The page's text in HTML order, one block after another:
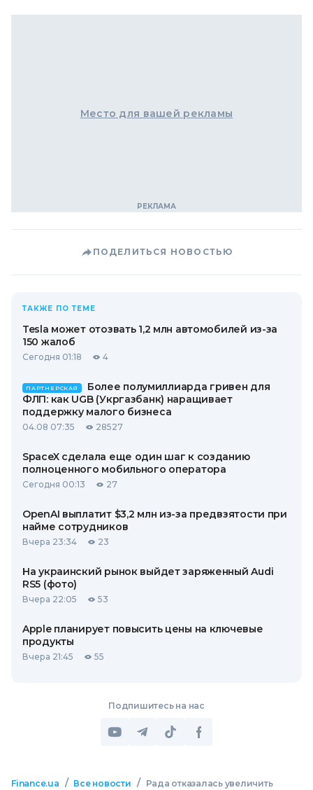
Место для вашей рекламы
ПОДЕЛИТЬСЯ НОВОСТЬЮ
ТАКЖЕ ПО ТЕМЕ
Tesla может отозвать 1,2 млн автомобилей из-за
150 жалоб
Сегодня 01:18 4
ПАРТНЕРСКАЯ
Более полумиллиарда гривен для
ФЛП: как UGB (Укргазбанк) наращивает
поддержку малого бизнеса
04.08 07:35 28527
SpaceX сделала еще один шаг к созданию
полноценного мобильного оператора
Сегодня 00:13 27
OpenAI выплатит $3,2 млн из-за предвзятости при
найме сотрудников
Вчера 23:34 23
На украинский рынок выйдет заряженный Audi
RS5 (фото)
Вчера 22:05 53
Apple планирует повысить цены на ключевые
продукты
Вчера 21:45 55
Подпишитесь на нас
Finance.ua / Все новости /
Рада отказалась увеличить